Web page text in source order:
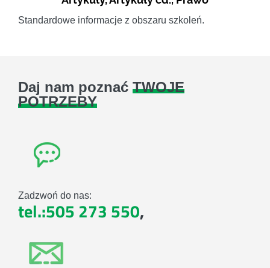
Standardowe informacje z obszaru szkoleń.
Daj nam poznać TWOJE
POTRZEBY
Zadzwoń do nas:
tel.:505 273 550,